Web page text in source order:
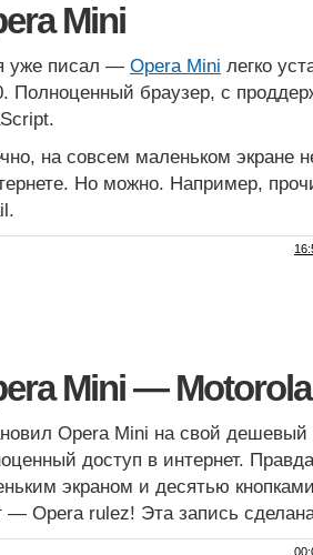
Mini
уже писал — Opera Mini легко
Полноценный браузер, с
на совсем маленьком экране
Но можно. Например,
Mini —
Opera Mini на свой дешевый
доступ в интернет.
экраном и десятью
— Opera rulez! Эта запись